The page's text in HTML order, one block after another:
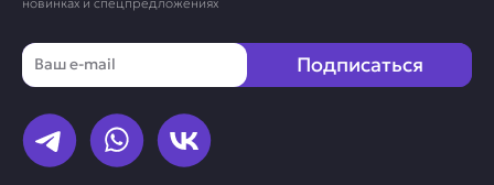
Email
Подписаться